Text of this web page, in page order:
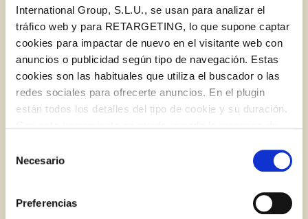
International Group, S.L.U., se usan para analizar el
tráfico web y para RETARGETING, lo que supone captar
cookies para impactar de nuevo en el visitante web con
anuncios o publicidad según tipo de navegación. Estas
cookies son las habituales que utiliza el buscador o las
redes sociales para ofrecerte anuncios. En el plugin
están todos los detalles del tipo de cookie y su duración.
la web aparece cómo evitar las cookies en el navegador.
Si se desea ver otra vez esta notificación navegar en
privado y aparecerá de nuevo. Le informamos que aún
no habiendo aceptado las cookies de analytics, Google
Necesario
Preferencias